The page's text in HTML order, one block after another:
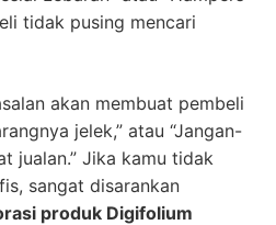
tidak pusing mencari
akan membuat pembeli
jelek,” atau “Jangan-
jualan.” Jika kamu tidak
sangat disarankan
produk Digifolium